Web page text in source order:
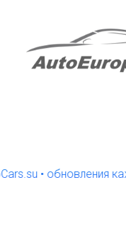
• обновления